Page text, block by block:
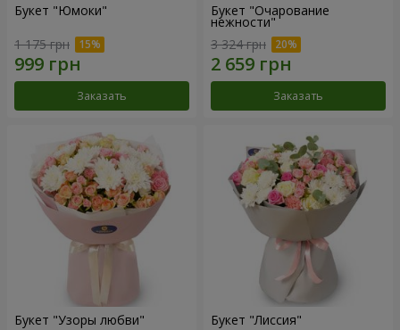
Букет "Юмоки"
1 175 грн
Заказать
Букет "Очарование
нежности"
3 324 грн
Заказать
Букет "Узоры любви" Букет "Лиссия"